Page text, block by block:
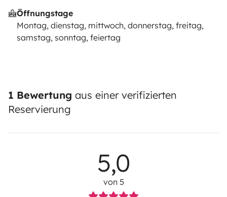
Öffnungstage
Montag, dienstag, mittwoch, donnerstag, freitag,
samstag, sonntag, feiertag
1 Bewertung aus einer verifizierten
Reservierung
5,0
von 5